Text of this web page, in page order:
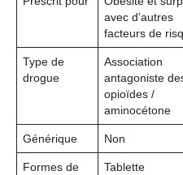
avec d’autres
facteurs de
Type de
drogue
Association
antagoniste
opioïdes /
aminocétone
Générique Non
Formes de
Tablette